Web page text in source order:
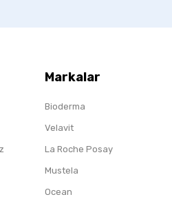
Markalar
Bioderma
Velavit
La Roche Posay
Mustela
Ocean